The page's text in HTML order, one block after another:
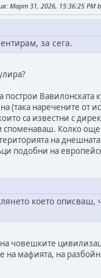
: Март 31, 2026, 15:36:25 PM
за сега.
Вавилонската
(така наречените от
са известни с
споменаваш. Колко
на
подобни на
което описваш,
човешките
на мафията, на